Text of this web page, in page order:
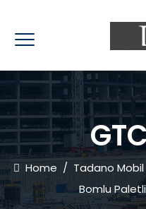
Home / Tadano
Bomlu